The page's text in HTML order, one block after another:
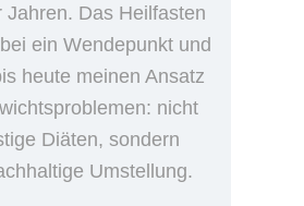
Jahren. Das Heilfasten
ein Wendepunkt und
heute meinen Ansatz
nicht
Diäten, sondern
Umstellung.